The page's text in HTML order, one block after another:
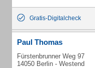
Gratis-Digitalcheck
Paul Thomas
Fürstenbrunner Weg 97
14050 Berlin - Westend